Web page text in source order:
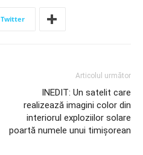
Twitter
Articolul următor
INEDIT: Un satelit care
realizează imagini color din
interiorul exploziilor solare
poartă numele unui timișorean